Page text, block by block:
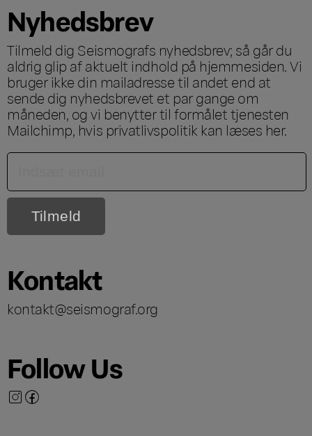
Nyhedsbrev
Tilmeld dig Seismografs nyhedsbrev; så går du
aldrig glip af aktuelt indhold på hjemmesiden. Vi
bruger ikke din mailadresse til andet end at
sende dig nyhedsbrevet et par gange om
måneden, og vi benytter til formålet tjenesten
Mailchimp, hvis privatlivspolitik kan læses her.
Kontakt
kontakt@seismograf.org
Follow Us